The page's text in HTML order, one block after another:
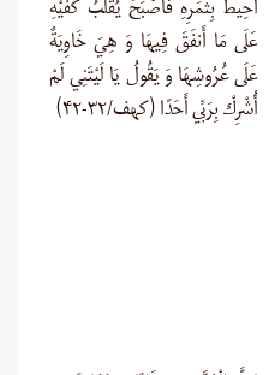
أُحِيطَ بِثَمَرِهِ فَأَصْبَحَ يُقَلِّبُ كَفَّيْهِ
عَلَى مَا أَنفَقَ فِيهَا وَ هِيَ خَاوِيَةٌ
عَلَى عُرُوشِهَا وَ يَقُولُ يَا لَيْتَنِي لَمْ
أُشْرِكْ بِرَبِّي أَحَدًا (کهف/۳۲-۴۲)